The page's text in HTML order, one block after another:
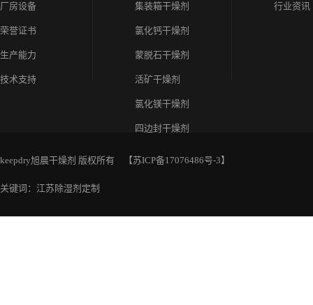
厂房设备
荣誉证书
生产能力
技术支持
集装箱干燥剂
氯化钙干燥剂
蒙脱石干燥剂
活矿干燥剂
氯化镁干燥剂
四边封干燥剂
行业资讯
keepdry旭晨干燥剂 版权所有 【苏ICP备17076486号-3】
关键词：江苏除湿剂定制